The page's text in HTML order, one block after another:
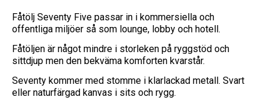
Fåtölj Seventy Five passar in i kommersiella och
offentliga miljöer så som lounge, lobby och hotell.
Fåtöljen är något mindre i storleken på ryggstöd och
sittdjup men den bekväma komforten kvarstår.
Seventy kommer med stomme i klarlackad metall. Svart
eller naturfärgad kanvas i sits och rygg.